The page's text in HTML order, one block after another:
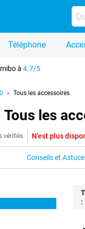
Téléphone
à4.7/5
Tous les accessoires
les
vérifiés N'est plus
Conseils et
: